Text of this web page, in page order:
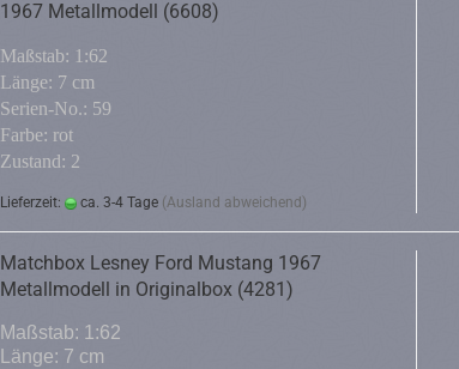
1967 Metallmodell (6608)
Maßstab: 1:62
Länge: 7 cm
Serien-No.: 59
Farbe: rot
Zustand: 2
Lieferzeit: ca. 3-4 Tage (Ausland abweichend)
Matchbox Lesney Ford Mustang 1967
Metallmodell in Originalbox (4281)
Maßstab: 1:62
Länge: 7 cm